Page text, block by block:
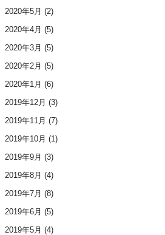
2020年5月 (2)
2020年4月 (5)
2020年3月 (5)
2020年2月 (5)
2020年1月 (6)
2019年12月 (3)
2019年11月 (7)
2019年10月 (1)
2019年9月 (3)
2019年8月 (4)
2019年7月 (8)
2019年6月 (5)
2019年5月 (4)